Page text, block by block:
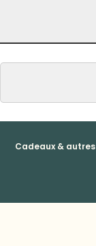
Cadeaux & autres